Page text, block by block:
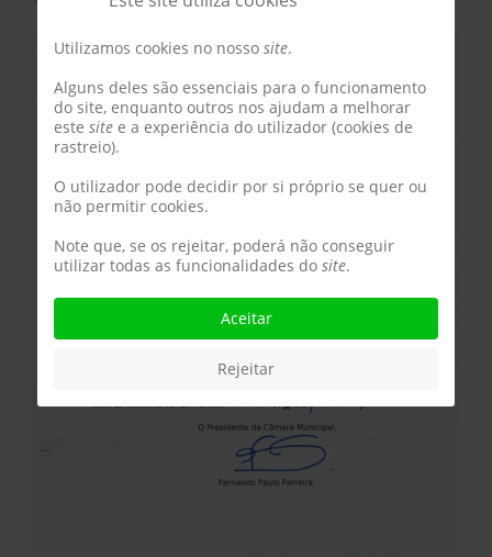
Utilizamos cookies no nosso site.
Alguns deles são essenciais para o funcionamento
do site, enquanto outros nos ajudam a melhorar
este site e a experiência do utilizador (cookies de
rastreio).
O utilizador pode decidir por si próprio se quer ou
não permitir cookies.
Note que, se os rejeitar, poderá não conseguir
utilizar todas as funcionalidades do site.
Aceitar
Rejeitar